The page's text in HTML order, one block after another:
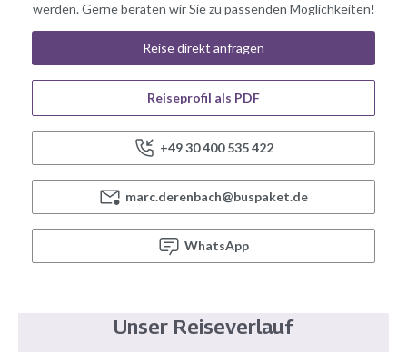
werden. Gerne beraten wir Sie zu passenden Möglichkeiten!
Reise direkt anfragen
Reiseprofil als PDF
+49 30 400 535 422
marc.derenbach@buspaket.de
WhatsApp
Unser Reiseverlauf